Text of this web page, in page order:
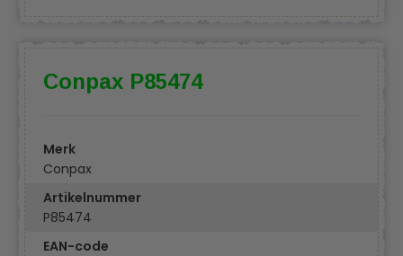
Conpax P85474
Merk
Conpax
Artikelnummer
P85474
EAN-code